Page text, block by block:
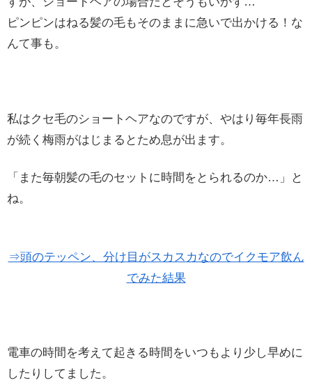
ピンピンはねる髪の毛もそのままに急いで出かける！な
んて事も。
私はクセ毛のショートヘアなのですが、やはり毎年長雨
が続く梅雨がはじまるとため息が出ます。
「また毎朝髪の毛のセットに時間をとられるのか…」と
ね。
⇒頭のテッペン、分け目がスカスカなのでイクモア飲ん
でみた結果
電車の時間を考えて起きる時間をいつもより少し早めに
したりしてました。